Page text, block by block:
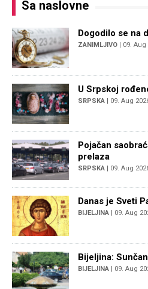
Sa naslovne
Dogodilo se na
ZANIMLJIVO | 09. Aug
U Srpskoj
SRPSKA | 09. Aug
Pojačan
prelaza
SRPSKA | 09. Aug
Danas je Sveti
BIJELJINA | 09. Aug
Bijeljina:
BIJELJINA | 09. Aug